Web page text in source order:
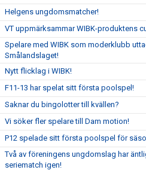
Helgens ungdomsmatcher!
VT uppmärksammar WIBK-produktens
Spelare med WIBK som moderklubb
Smålandslaget!
Nytt flicklag i WIBK!
F11-13 har spelat sitt första poolspel!
Saknar du bingolotter till kvällen?
Vi söker fler spelare till Dam motion!
P12 spelade sitt första poolspel för
Två av föreningens ungdomslag har
seriematch igen!